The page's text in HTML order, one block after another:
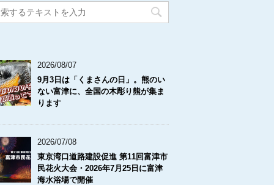
2026/08/07
9月3日は「くまさんの日」。熊のい
ない富津に、全国の木彫り熊が集ま
ります
2026/07/08
東京湾口道路建設促進 第11回富津市
民花火大会・2026年7月25日に富津
海水浴場で開催